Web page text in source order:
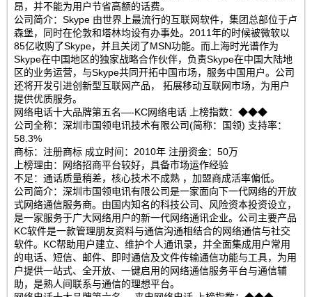
昂，并不能为用户节省高额的话费。
公司简介：Skype 由世界上最流行的互联网软件，集团总部位于卢
森堡，同时在伦敦和塔林均设有办事处。2011年的时候被微软以
85亿收购了Skype，并且关闭了MSN功能。而上海时光谱作为
Skype在中国地区的独家战略合作伙伴，负责Skype在中国大陆地
区的业务运营，与Skype共同开拓中国市场，服务中国用户。公司
还将开发引进创新型互联网产品， 拓展移动互联网市场，为用户
提供优质服务。
网络电话十大品牌第五名—-KC网络电话 上榜指数：◆◆◆
公司全称：深圳市国领电讯技术有限公司(简称：国领) 支持率：
58.3%
商标：注册商标 成立时间：2010年 注册资金：50万
上榜理由：网络招商平台较好，具备市场运作经验
不足：通话质量稍差，核心技术不成熟 ，加盟商成活率偏低。
公司简介：深圳市国领电讯有限公司是一家面向下一代网络的开放
式网络通信服务商。由国内知名的科技公司、风险资本投资设立，
是一家服务于广大网络用户的新一代网络通讯企业。公司主要产品
KC软件是一款管理朋友资料与通信沟通相结合的网络通信与社交
软件。KC帮助用户建立、维护个人通讯录，并全面集成用户常用
的电话、短信、邮件、即时通信及文件传输通信功能与工具，为用
户提供一站式、全开放、一键启用的网络通信服务平台与通信辅
助，是熟人间联系与通信的理想平台。